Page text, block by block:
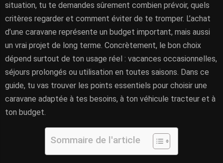
situation, tu te demandes sûrement combien prévoir, quels
critères regarder et comment éviter de te tromper. L’achat
d’une caravane représente un budget important, mais aussi
un vrai projet de long terme. Concrètement, le bon choix
dépend surtout de ton usage réel : vacances occasionnelles,
séjours prolongés ou utilisation en toutes saisons. Dans ce
guide, tu vas trouver les points essentiels pour choisir une
caravane adaptée à tes besoins, à ton véhicule tracteur et à
ton budget.
Sommaire de l'article